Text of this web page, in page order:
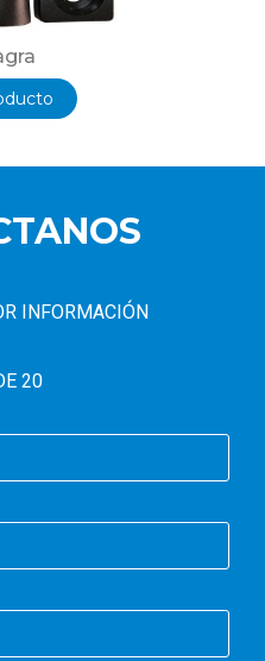
INFORMACIÓN
20